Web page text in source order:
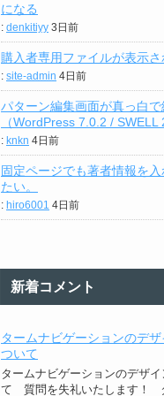
になる
: denkitiyy 3日前
購入者専用ファイルが表示さ
: site-admin 4日前
パターン編集画面が真っ白
（WordPress 7.0.2 / SWELL
: knkn 4日前
固定ページでも著者情報を
たい。
: hiro6001 4日前
新着コメント
タームナビゲーションのデ
ついて
タームナビゲーションのデザ
て 質問を失礼いたします！